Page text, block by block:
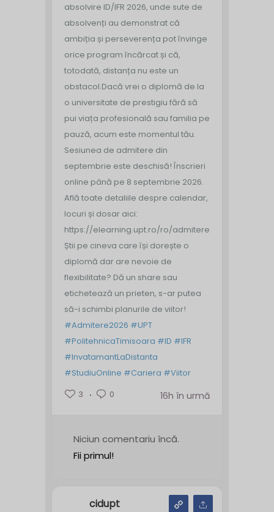
absolvire ID/IFR 2026, unde sute de
absolvenți au demonstrat că
ambiția și perseverența pot învinge
orice program încărcat și că,
totodată, distanța nu este un
obstacol.Dacă vrei o diplomă de la
o universitate de prestigiu fără să
pui viața profesională sau familia pe
pauză, acum este momentul tău.
Sesiunea de admitere din
septembrie este deschisă! Înscrieri
online până pe 8 septembrie 2026.
Află toate detaliile despre calendar,
locuri și dosar aici:
https://elearning.upt.ro/ro/admitere/
Știi pe cineva care își dorește o
diplomă dar are nevoie de
flexibilitate? Dă un share sau
etichetează un prieten, s-ar putea
să-i schimbi planurile de viitor!
#Admitere2026 #UPT
#PolitehnicaTimisoara #ID #IFR
#InvatamantLaDistanta
#StudiuOnline #Cariera #Viitor
3
0 16h în urmă
Niciun comentariu încă.
Fii primul!
cidupt